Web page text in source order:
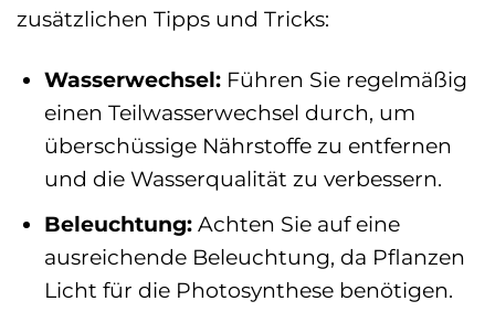
zusätzlichen Tipps und Tricks:
Wasserwechsel:Führen Sie regelmäßig
einen Teilwasserwechsel durch, um
überschüssige Nährstoffe zu entfernen
und die Wasserqualität zu verbessern.
Beleuchtung:Achten Sie auf eine
ausreichende Beleuchtung, da Pflanzen
Licht für die Photosynthese benötigen.